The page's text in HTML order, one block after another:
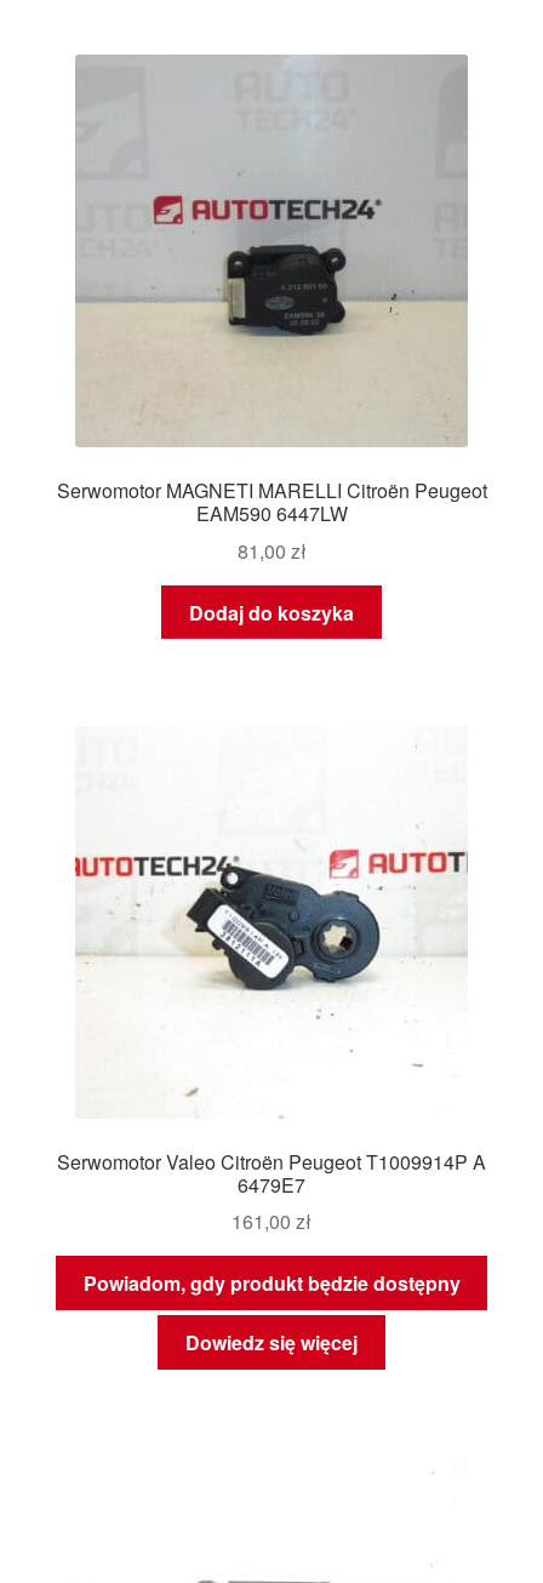
Serwomotor MAGNETI MARELLI Citroën Peugeot
EAM590 6447LW
81,00 zł
Dodaj do koszyka
Serwomotor Valeo Citroën Peugeot T1009914P A
6479E7
161,00 zł
Powiadom, gdy produkt będzie dostępny
Dowiedz się więcej